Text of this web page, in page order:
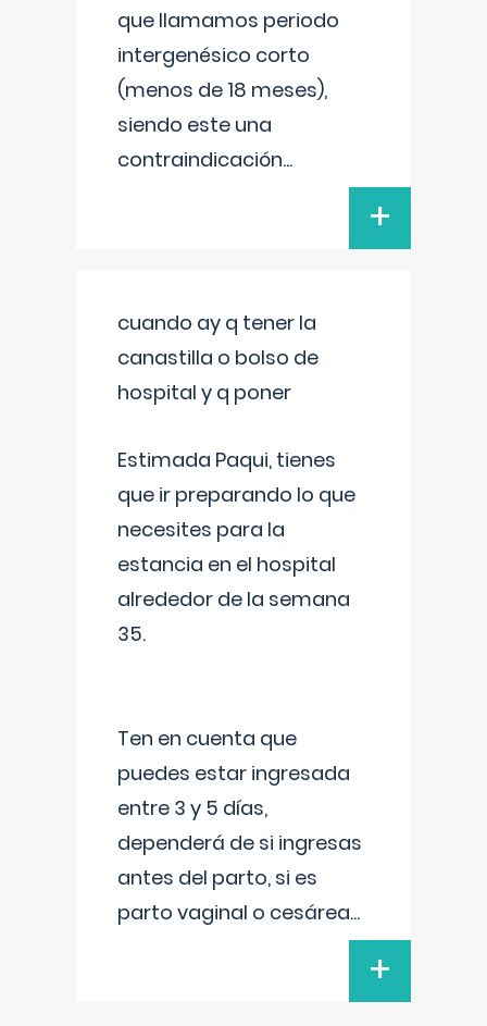
que llamamos periodo
intergenésico corto
(menos de 18 meses),
siendo este una
contraindicación...
+
cuando ay q tener la
canastilla o bolso de
hospital y q poner
Estimada Paqui, tienes
que ir preparando lo que
necesites para la
estancia en el hospital
alrededor de la semana
35.
Ten en cuenta que
puedes estar ingresada
entre 3 y 5 días,
dependerá de si ingresas
antes del parto, si es
parto vaginal o cesárea...
+